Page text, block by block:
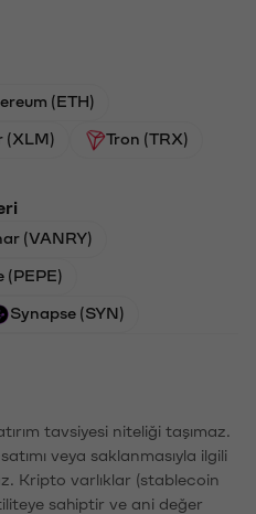
(ETH)
(XLM) Tron (TRX)
(VANRY)
(PEPE)
Synapse (SYN)
tavsiyesi niteliği taşımaz.
veya saklanmasıyla ilgili
Kripto varlıklar (stablecoin
sahiptir ve ani değer